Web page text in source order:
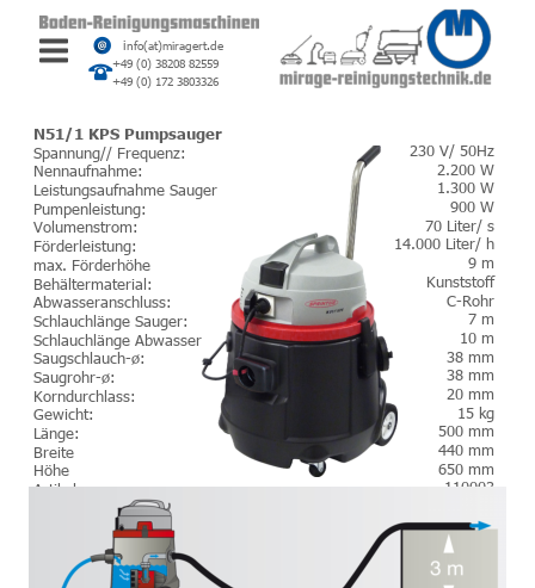
+49 (0) 38208 82559
+49 (0) 172 3803326
230 V/ 50Hz
2.200 W
1.300 W
900 W
70 Liter/ s
14.000 Liter/ h
9 m
Kunststoff
C-Rohr
7 m
10 m
38 mm
38 mm
20 mm
15 kg
500 mm
440 mm
650 mm
110003
N51/1 KPS Pumpsauger
Spannung// Frequenz:
Nennaufnahme:
Leistungsaufnahme Sauger
Pumpenleistung:
Volumenstrom:
Förderleistung:
max. Förderhöhe
Behältermaterial:
Abwasseranschluss:
Schlauchlänge Sauger:
Schlauchlänge Abwasser
Saugschlauch-ø:
Saugrohr-ø:
Korndurchlass:
Gewicht:
Länge:
Breite
Höhe
Artikelnummer:
info(at)miragert.de